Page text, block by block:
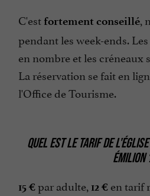
C'est fortement conseillé,
pendant les week-ends.
en nombre et les créneaux
La réservation se fait en
l'Office de Tourisme.
QUEL EST LE TARIF DE
ÉMILION
15 €par adulte, 12 € en tarif